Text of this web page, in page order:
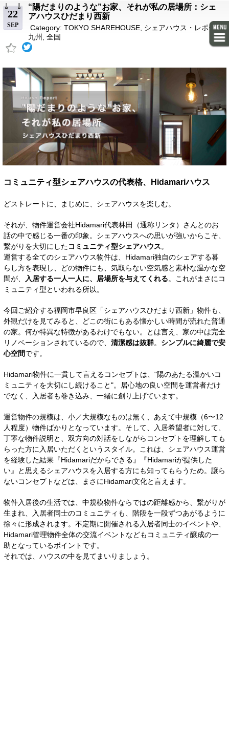
22
SEP
“陽だまりのような”お家、それが私の居場所：シェ
アハウスひだまり西新
Category: TOKYO SHAREHOUSE シェアハウス・レポート,
九州
全国
コミュニティ型シェアハウスの代表格、Hidamariハウス
どストレートに、まじめに、シェアハウスを楽しむ。
それが、物件運営会社Hidamari代表林田（通称リンタ）さんとのお
話の中で感じる一番の印象。シェアハウスへの思いが強いからこそ、
繋がりを大切にしたコミュニティ型シェアハウス。
運営する全てのシェアハウス物件は、Hidamari独自のシェアする暮
らし方を表現し、どの物件にも、気取らない空気感と素朴な温かな空
間が、
入居する一人一人に、居場所を与えてくれる。これがまさにコ
ミュニティ型といわれる所以。
今回ご紹介する福岡市早良区「シェアハウスひだまり西新」物件も、
外観だけを見てみると、どこの街にもある懐かしい時間が流れた普通
の家。何か特異な特徴があるわけでもない。とは言え、家の中は完全
リノベーションされているので、 清潔感は抜群。 シンプルに綺麗で安
心空間です。
Hidamari物件に一貫して言えるコンセプトは、"陽のあたる温かいコ
ミュニティを大切にし続けること"。居心地の良い空間を運営者だけ
でなく、入居者も巻き込み、一緒に創り上げています。
運営物件の規模は、小／大規模なものは無く、あえて中規模（6〜12
人程度）物件ばかりとなっています。そして、入居希望者に対して、
丁寧な物件説明と、双方向の対話をしながらコンセプトを理解しても
らった方に入居いただくというスタイル。これは、シェアハウス運営
を経験した結果『Hidamariだからできる』『Hidamariが提供した
い』と思えるシェアハウスを入居する方にも知ってもらうため。譲ら
ないコンセプトなどは、まさにHidamari文化と言えます。
物件入居後の生活では、中規模物件ならではの距離感から、繋がりが
生まれ、入居者同士のコミュニティも、階段を一段ずつあがるように
徐々に形成されます。不定期に開催される入居者同士のイベントや、
Hidamari管理物件全体の交流イベントなどもコミュニティ醸成の一
助となっているポイントです。
それでは、ハウスの中を見てまいりましょう。